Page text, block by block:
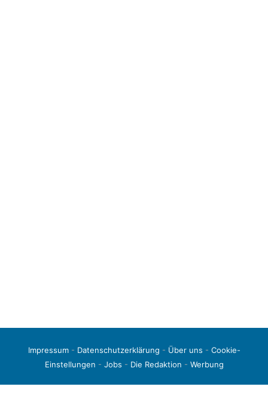
Impressum- Datenschutzerklärung - Über uns - Cookie-
Einstellungen - Jobs - Die Redaktion - Werbung